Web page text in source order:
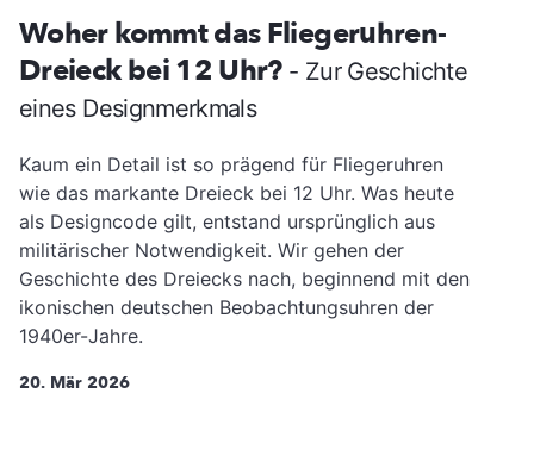
Woher kommt das Fliegeruhren-
Dreieck bei 12 Uhr? - Zur Geschichte
eines Designmerkmals
Kaum ein Detail ist so prägend für Fliegeruhren
wie das markante Dreieck bei 12 Uhr. Was heute
als Designcode gilt, entstand ursprünglich aus
militärischer Notwendigkeit. Wir gehen der
Geschichte des Dreiecks nach, beginnend mit den
ikonischen deutschen Beobachtungsuhren der
1940er-Jahre.
20. Mär 2026